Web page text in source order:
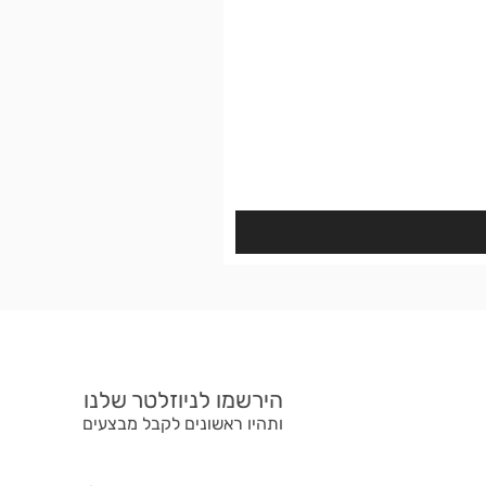
הירשמו לניוזלטר שלנו
ותהיו ראשונים לקבל מבצעים